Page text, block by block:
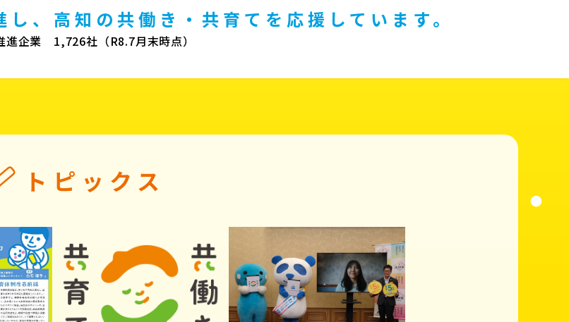
、高知の共働き・共育てを応援しています。
進企業 1,726社（R8.7月末時点）
トピックス